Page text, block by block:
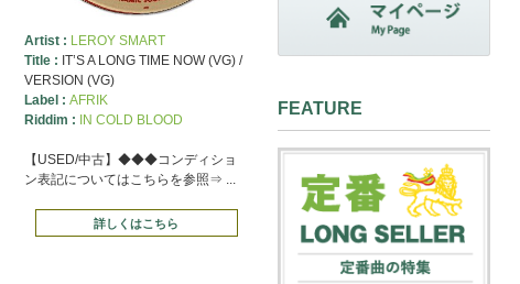
Artist : LEROY SMART
Title : IT’S A LONG TIME NOW (VG) /
VERSION (VG)
Label : AFRIK
Riddim :
IN COLD BLOOD
【USED/中古】◆◆◆コンディショ
ン表記についてはこちらを参照⇒ ...
詳しくはこちら
FEATURE